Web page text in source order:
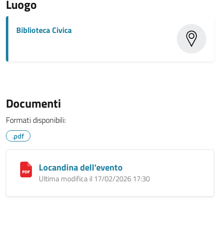
Luogo
Biblioteca Civica
Documenti
Formati disponibili:
.pdf
Locandina dell'evento
Ultima modifica il 17/02/2026 17:30